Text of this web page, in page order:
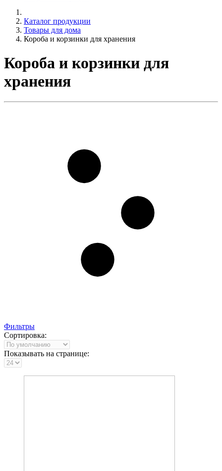
Каталог продукции
Товары для дома
Короба и корзинки для хранения
Короба и корзинки для
хранения
Фильтры
Сортировка:
Показывать на странице: